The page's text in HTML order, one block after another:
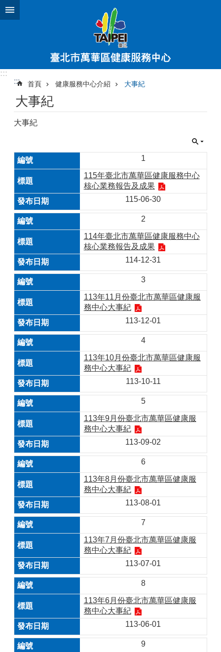
跳到主要內容區塊
:::
:::
首頁 健康服務中心介紹 大事紀
大事紀
大事紀
1
115年臺北市萬華區健康服務中心
核心業務報告及成果
115-06-30
2
114年臺北市萬華區健康服務中心
核心業務報告及成果
114-12-31
3
113年11月份臺北市萬華區健康服
務中心大事紀
113-12-01
4
113年10月份臺北市萬華區健康服
務中心大事紀
113-10-11
5
113年9月份臺北市萬華區健康服
務中心大事紀
113-09-02
6
113年8月份臺北市萬華區健康服
務中心大事紀
113-08-01
7
113年7月份臺北市萬華區健康服
務中心大事紀
113-07-01
8
113年6月份臺北市萬華區健康服
務中心大事紀
113-06-01
9